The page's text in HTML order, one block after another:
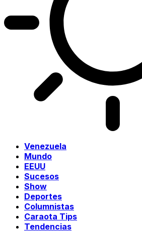
Venezuela
Mundo
EEUU
Sucesos
Show
Deportes
Columnistas
Caraota Tips
Tendencias